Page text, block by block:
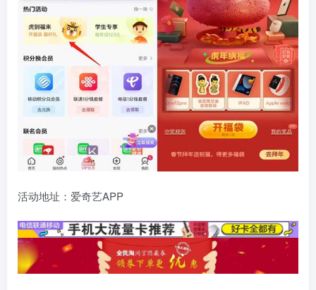
活动地址：爱奇艺APP